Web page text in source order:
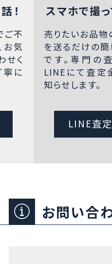
！
ご不
お気
せく
寧に
スマホで撮
売りたいお品
を送るだけの
です。専門の
LINEにて査定
知らせします。
LINE査
お問い合